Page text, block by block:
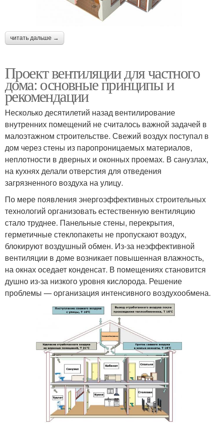
читать дальше →
Проект вентиляции для частного
дома: основные принципы и
рекомендации
Несколько десятилетий назад вентилирование
внутренних помещений не считалось важной задачей в
малоэтажном строительстве. Свежий воздух поступал в
дом через стены из паропроницаемых материалов,
неплотности в дверных и оконных проемах. В санузлах,
на кухнях делали отверстия для отведения
загрязненного воздуха на улицу.
По мере появления энергоэффективных строительных
технологий организовать естественную вентиляцию
стало труднее. Панельные стены, перекрытия,
герметичные стеклопакеты не пропускают воздух,
блокируют воздушный обмен. Из-за неэффективной
вентиляции в доме возникает повышенная влажность,
на окнах оседает конденсат. В помещениях становится
душно из-за низкого уровня кислорода. Решение
проблемы — организация интенсивного воздухообмена.